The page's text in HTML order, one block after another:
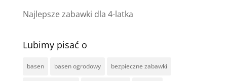
Najlepsze zabawki dla 4-latka
Lubimy pisać o
basen basen ogrodowy bezpieczne zabawki